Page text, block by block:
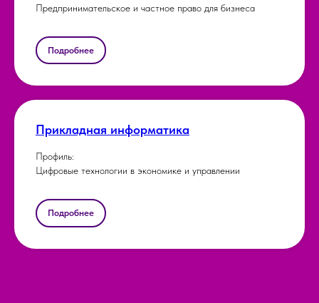
Предпринимательское и частное право для бизнеса
Подробнее
Прикладная информатика
Профиль:
Цифровые технологии в экономике и управлении
Подробнее